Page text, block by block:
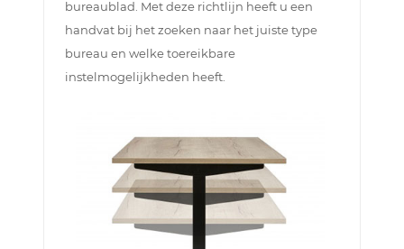
bureaublad. Met deze richtlijn heeft u een
handvat bij het zoeken naar het juiste type
bureau en welke toereikbare
instelmogelijkheden heeft.